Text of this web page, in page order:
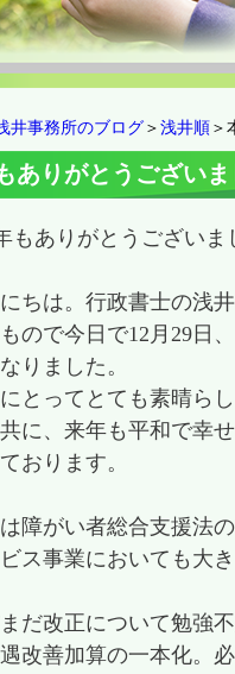
井事務所のブログ ＞ 浅井順 ＞
ありがとうございま
もありがとうございま
ちは。行政書士の浅井
ので今日で12月29日
りました。
とってとても素晴ら
に、来年も平和で幸
おります。
障がい者総合支援法
ス事業においても大
だ改正について勉強
遇改善加算の一本化。